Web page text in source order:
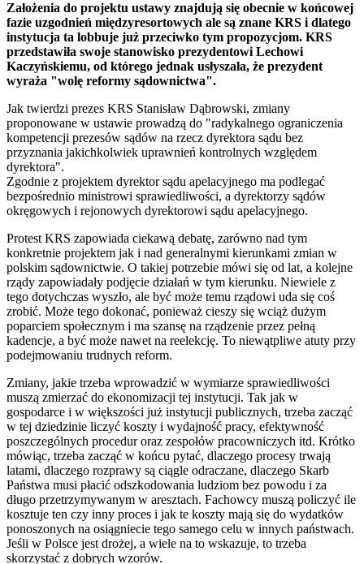
Założenia do projektu ustawy znajdują się obecnie w końcowej
fazie uzgodnień międzyresortowych ale są znane KRS i dlatego
instytucja ta lobbuje już przeciwko tym propozycjom. KRS
przedstawiła swoje stanowisko prezydentowi Lechowi
Kaczyńskiemu, od którego jednak usłyszała, że prezydent
wyraża "wolę reformy sądownictwa".
Jak twierdzi prezes KRS Stanisław Dąbrowski, zmiany
proponowane w ustawie prowadzą do "radykalnego ograniczenia
kompetencji prezesów sądów na rzecz dyrektora sądu bez
przyznania jakichkolwiek uprawnień kontrolnych względem
dyrektora".
Zgodnie z projektem dyrektor sądu apelacyjnego ma podlegać
bezpośrednio ministrowi sprawiedliwości, a dyrektorzy sądów
okręgowych i rejonowych dyrektorowi sądu apelacyjnego.
Protest KRS zapowiada ciekawą debatę, zarówno nad tym
konkretnie projektem jak i nad generalnymi kierunkami zmian w
polskim sądownictwie. O takiej potrzebie mówi się od lat, a kolejne
rządy zapowiadały podjęcie działań w tym kierunku. Niewiele z
tego dotychczas wyszło, ale być może temu rządowi uda się coś
zrobić. Może tego dokonać, ponieważ cieszy się wciąż dużym
poparciem społecznym i ma szansę na rządzenie przez pełną
kadencje, a być może nawet na reelekcję. To niewątpliwe atuty przy
podejmowaniu trudnych reform.
Zmiany, jakie trzeba wprowadzić w wymiarze sprawiedliwości
muszą zmierzać do ekonomizacji tej instytucji. Tak jak w
gospodarce i w większości już instytucji publicznych, trzeba zacząć
w tej dziedzinie liczyć koszty i wydajność pracy, efektywność
poszczególnych procedur oraz zespołów pracowniczych itd. Krótko
mówiąc, trzeba zacząć w końcu pytać, dlaczego procesy trwają
latami, dlaczego rozprawy są ciągle odraczane, dlaczego Skarb
Państwa musi płacić odszkodowania ludziom bez powodu i za
długo przetrzymywanym w aresztach. Fachowcy muszą policzyć ile
kosztuje ten czy inny proces i jak te koszty mają się do wydatków
ponoszonych na osiągniecie tego samego celu w innych państwach.
Jeśli w Polsce jest drożej, a wiele na to wskazuje, to trzeba
skorzystać z dobrych wzorów.